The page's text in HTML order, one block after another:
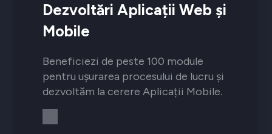
Dezvoltări Aplicații Web și
Mobile
Beneficiezi de peste 100 module
pentru ușurarea procesului de lucru și
dezvoltăm la cerere Aplicații Mobile.